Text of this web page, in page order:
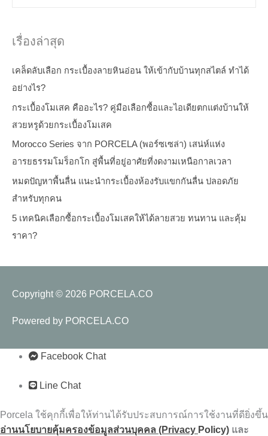
เรื่องล่าสุด
เคล็ดลับเลือก กระเบื้องลายหินอ่อน ให้เข้ากับบ้านทุกสไตล์ ทำได้
อย่างไร?
กระเบื้องโมเสค คืออะไร? คู่มือเลือกซื้อและไอเดียตกแต่งบ้านให้
สวยหรูด้วยกระเบื้องโมเสค
Morocco Series จาก PORCELA (พอร์ซเซล่า) เสน่ห์แห่ง
อารยธรรมโมร็อกโก สู่พื้นที่อยู่อาศัยที่งดงามเหนือกาลเวลา
หมดปัญหาพื้นลื่น แนะนำกระเบื้องห้องรับแขกกันลื่น ปลอดภัย
สำหรับทุกคน
5 เทคนิคเลือกซื้อกระเบื้องโมเสคให้ได้ลายสวย ทนทาน และคุ้ม
ราคา?
Copyright © 2026 PORCELA.CO
Powered by PORCELA.CO
Facebook Chat
Line Chat
Porcela ใช้คุกกี้เพื่อให้ท่านได้รับประสบการณ์การใช้งานที่ดียิ่งขึ้น
อ่านนโยบายคุ้มครองข้อมูลส่วนบุคคล (Privacy Policy) และ